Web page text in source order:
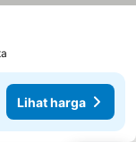
Lihat harga